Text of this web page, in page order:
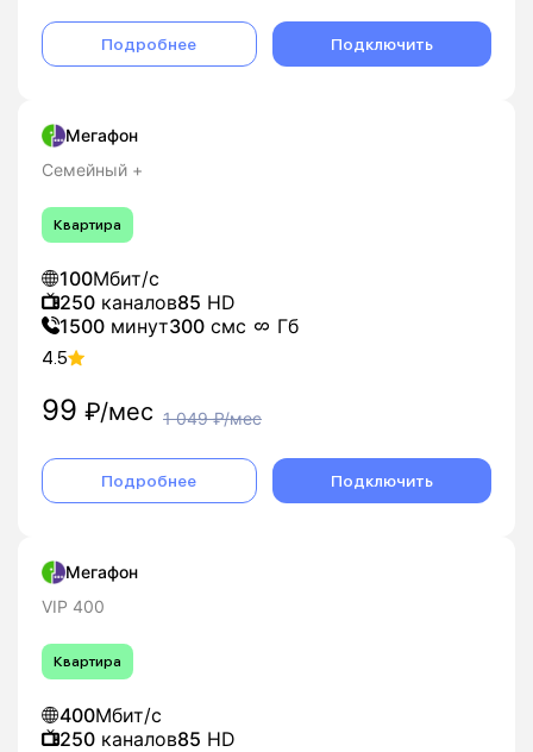
Подробнее Подключить
Мегафон
Семейный +
Квартира
100Мбит/с
250 каналов85 HD
1500 минут300 смс Гб
4.5
99 ₽/мес 1 049₽/мес
Подробнее Подключить
Мегафон
VIP 400
Квартира
400Мбит/с
250 каналов85 HD